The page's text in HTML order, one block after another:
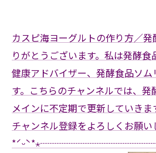
カスピ海ヨーグルトの作り方／
りがとうございます。私は発酵
健康アドバイザー、発酵食品ソ
す。こちらのチャンネルでは、発
メインに不定期で更新していきま
チャンネル登録をよろしくお願い